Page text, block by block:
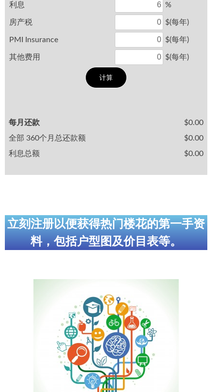
利息 %
房产税 $(每年)
PMI Insurance $(每年)
其他费用 $(每年)
每月还款
$0.00
全部 360个月总还款额
$0.00
利息总额
$0.00
立刻注册以便获得热门楼花的第一手资
料，包括户型图及价目表等。